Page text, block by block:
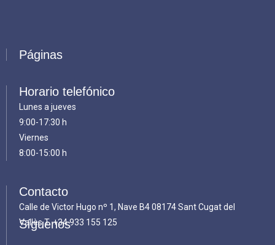
Páginas
Horario telefónico
Lunes a jueves
9:00-17:30 h
Viernes
8:00-15:00 h
Contacto
Calle de Victor Hugo nº 1, Nave B4 08174 Sant Cugat del
Vallès T.+34 933 155 125
Síguenos